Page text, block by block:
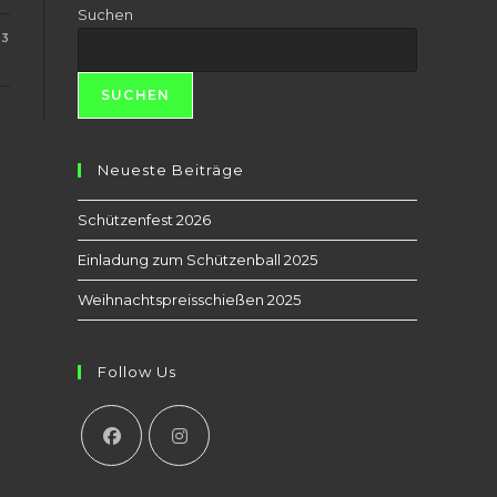
Suchen
SUCHEN
Neueste Beiträge
Schützenfest 2026
Einladung zum Schützenball 2025
Weihnachtspreisschießen 2025
Follow Us